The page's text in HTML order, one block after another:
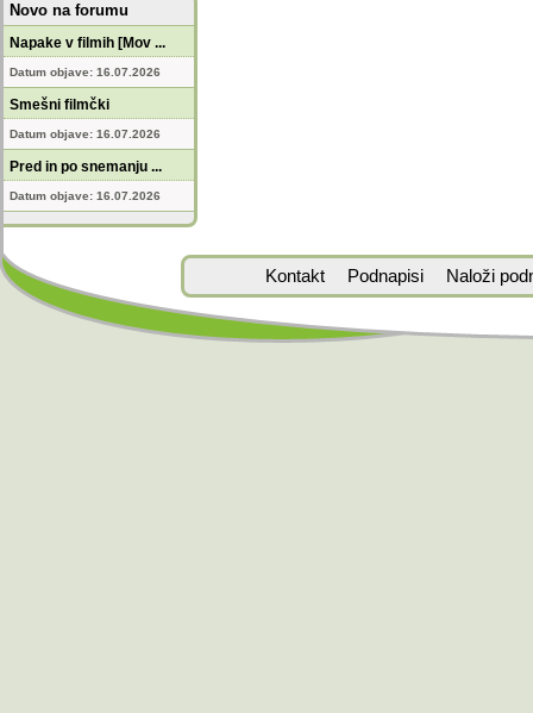
Novo na forumu
Napake v filmih [Mov ...
Datum objave: 16.07.2026
Smešni filmčki
Datum objave: 16.07.2026
Pred in po snemanju ...
Datum objave: 16.07.2026
Kontakt Podnapisi Naloži